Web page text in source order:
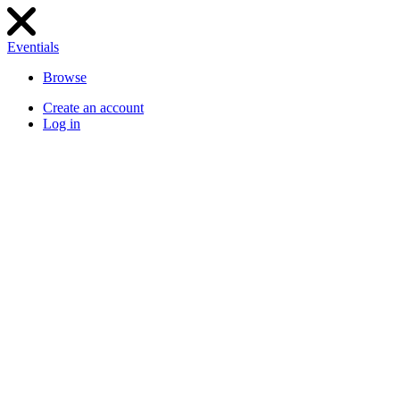
Eventials
Browse
Create an account
Log in